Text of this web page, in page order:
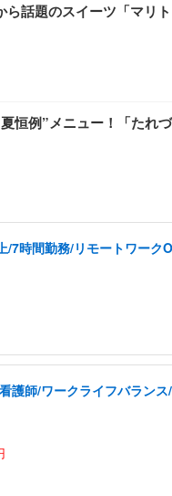
ら話題のスイーツ「マリ
恒例”メニュー！「たれ
/7時間勤務/リモートワーク
護師/ワークライフバラン